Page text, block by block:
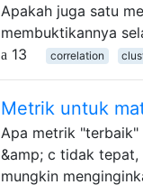
Apakah juga satu
membuktikannya
13
correlation
Metrik untuk
Apa metrik "terbaik"
&amp; c tidak tepat,
mungkin